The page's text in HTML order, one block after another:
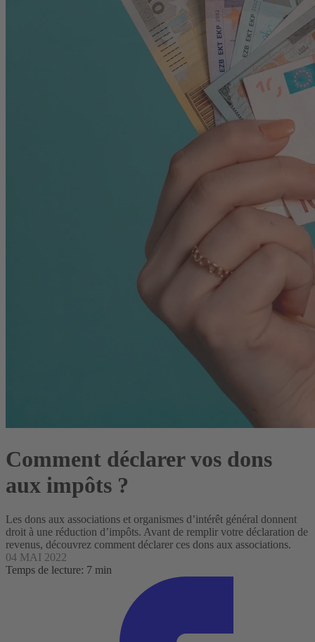
Comment déclarer vos dons
aux impôts ?
Les dons aux associations et organismes d’intérêt général donnent
droit à une réduction d’impôts. Avant de remplir votre déclaration de
revenus, découvrez comment déclarer ces dons aux associations.
04 MAI 2022
Temps de lecture: 7 min